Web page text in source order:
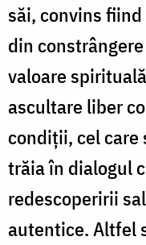
săi, convins
din
valoare
ascultare liber
condiţii, cel care
trăia în dialogul
redescoperirii
autentice. Altfel